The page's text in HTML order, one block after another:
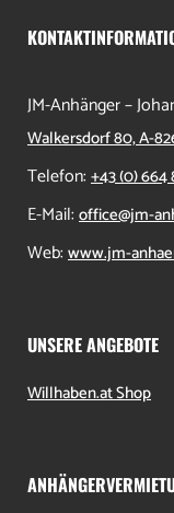
JM-Anhänger –
Walkersdorf 80, A-
Telefon: +43 (0) 664
E-Mail: office@jm-
Web: www.jm-
UNSERE ANGEBOTE
Willhaben.at Shop